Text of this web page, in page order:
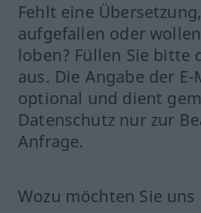
Fehlt eine
aufgefallen oder
loben? Füllen Sie bitte
aus. Die Angabe der
optional und dient
Datenschutz nur zur
Anfrage.
Wozu möchten Sie